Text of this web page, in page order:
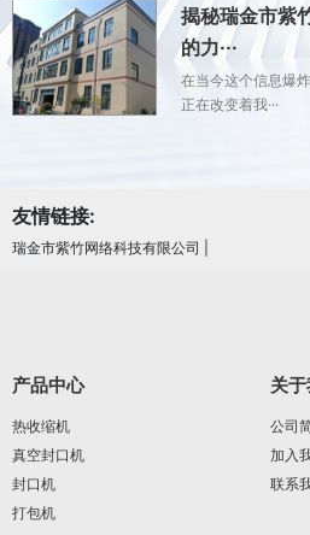
揭秘瑞金市紫
的力···
在当今这个信息爆
正在改变着我···
友情链接:
瑞金市紫竹网络科技有限公司
产品中心
热收缩机
真空封口机
封口机
打包机
关
公司
加入
联系